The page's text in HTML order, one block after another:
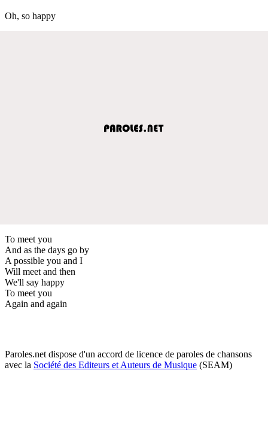
Oh, so happy
To meet you
And as the days go by
A possible you and I
Will meet and then
We'll say happy
To meet you
Again and again
Paroles.net dispose d'un accord de licence de paroles de chansons
avec la Société des Editeurs et Auteurs de Musique (SEAM)